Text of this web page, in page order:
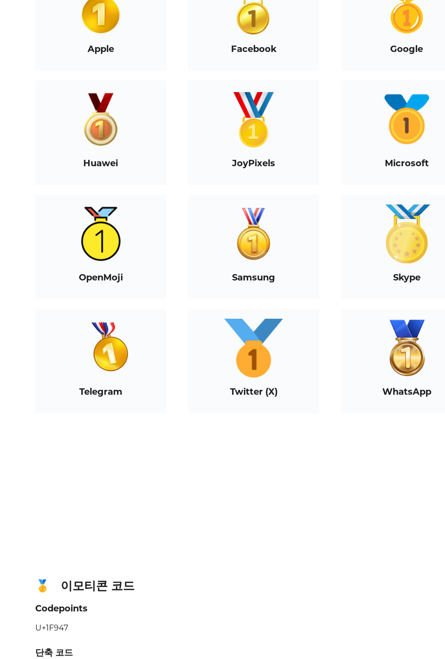
Apple Facebook Google
Huawei JoyPixels Microsoft
OpenMoji Samsung Skype
Telegram Twitter (X) WhatsApp
🥇 이모티콘 코드
Codepoints
U+1F947
단축 코드